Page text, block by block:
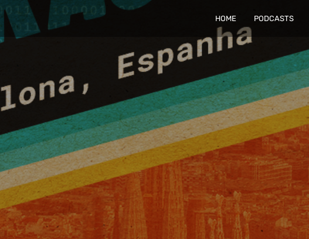
HOME PODCASTS